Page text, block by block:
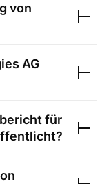
von
AG
für